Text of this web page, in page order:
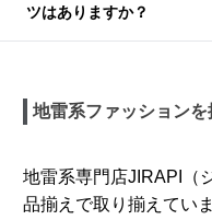
ツはありますか？
地雷系ファッション
地雷系専門店JIRAPI（
品揃えで取り揃えていま